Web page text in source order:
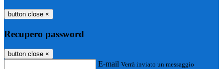
button close ×
Recupero password
button close ×
E-mail Verrà inviato un messaggio